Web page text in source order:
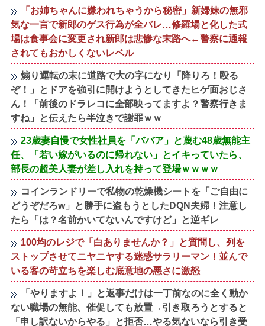
「お姉ちゃんに嫌われちゃうから秘密」新婦妹の無邪
気な一言で新郎のゲス行為が全バレ…修羅場と化した式
場は食事会に変更され新郎は悲惨な末路へ←警察に通報
されてもおかしくないレベル
煽り運転の末に道路で大の字になり「降りろ！殴る
ぞ！」とドアを強引に開けようとしてきたヒゲ面おじさ
ん！「前後のドラレコに全部映ってますよ？警察行きま
すね」と伝えたら半泣きで謝罪ｗｗ
23歳妻自慢で女性社員を「ババア」と蔑む48歳無能主
任、「若い嫁がいるのに帰れない」とイキっていたら、
部長の超美人妻が差し入れを持って登場ｗｗｗｗ
コインランドリーで私物の乾燥機シートを「ご自由に
どうぞだろw」と勝手に盗もうとしたDQN夫婦！注意し
たら「は？名前かいてないんですけど」と逆ギレ
100均のレジで「白ありませんか？」と質問し、列を
ストップさせてニヤニヤする迷惑サラリーマン！並んで
いる客の苛立ちを楽しむ底意地の悪さに激怒
「やりますよ！」と返事だけは一丁前なのに全く動か
ない職場の無能、催促しても放置→引き取ろうとすると
「申し訳ないからやる」と拒否…やる気ないなら引き受